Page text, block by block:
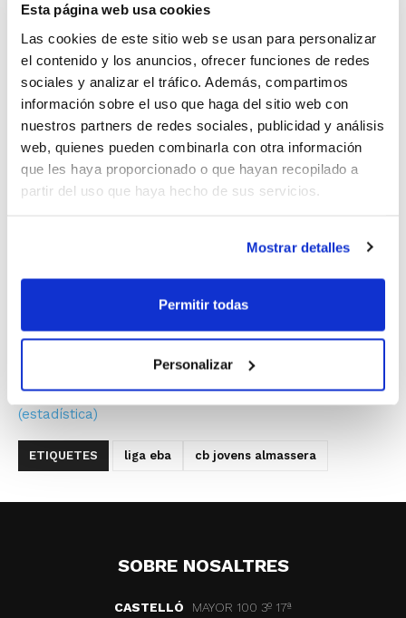
Esta página web usa cookies
Las cookies de este sitio web se usan para personalizar
el contenido y los anuncios, ofrecer funciones de redes
sociales y analizar el tráfico. Además, compartimos
información sobre el uso que haga del sitio web con
nuestros partners de redes sociales, publicidad y análisis
web, quienes pueden combinarla con otra información
que les haya proporcionado o que hayan recopilado a
partir del uso que haya hecho de sus servicios.
Mostrar detalles
Permitir todas
Personalizar
Servigroup Benidorm y Valencia Basket son los otros
equipos que ganaron, mientras que Power Electronics
Paterna y C.B. Alginet cayeron derrotados, éstos
últimos tras jugar hasta tres prórrogas.
Adecco Plata
Grupo Eulen Carrefour83– Amics Castelló81
(estadística)
– Construcciones Iniesta U.B.
C.B. Jovens Almàssera
– Units pel Bàsquet Gandia
València Basket79– Power Electronics Paterna78
UPCT Basket Cartagena90– C.B. Alginet88
(estadística)
ETIQUETES liga eba cb jovens almassera
SOBRE NOSALTRES
CASTELLÓ MAYOR 100 3º 17ª